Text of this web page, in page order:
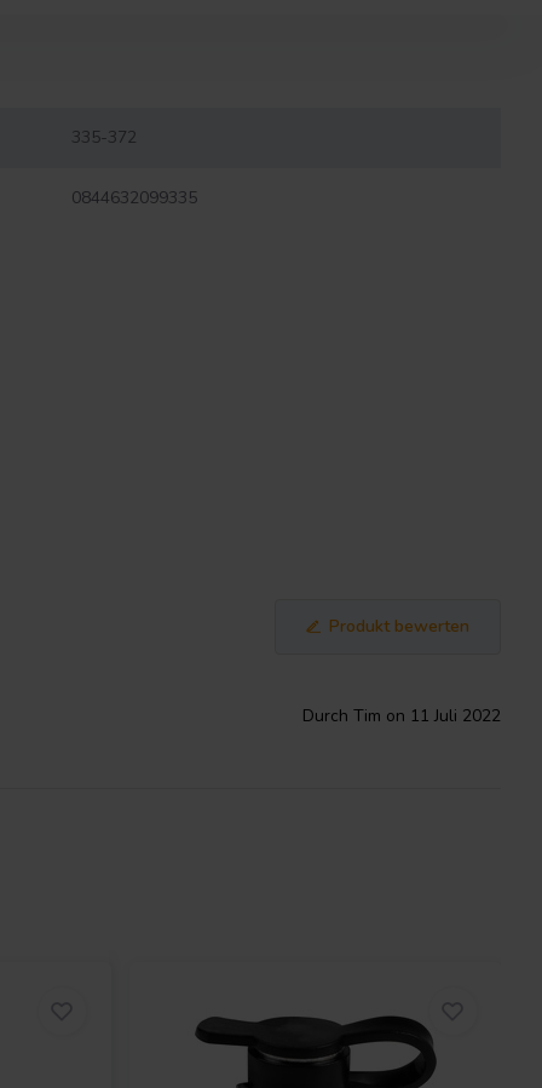
335-372
0844632099335
Produkt bewerten
Durch Tim on 11 Juli 2022